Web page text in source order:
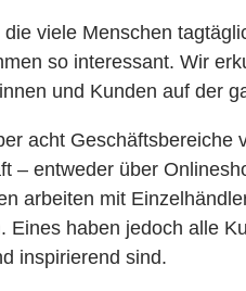
viele Menschen
so interessant. Wir
und Kunden auf der
acht
– entweder über
arbeiten mit
haben jedoch alle
inspirierend sind.